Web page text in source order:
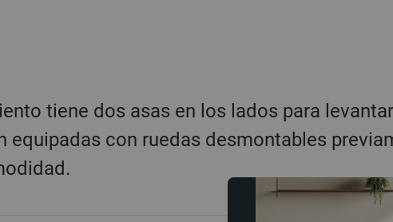
tiene dos asas en los lados para
equipadas con ruedas desmontables